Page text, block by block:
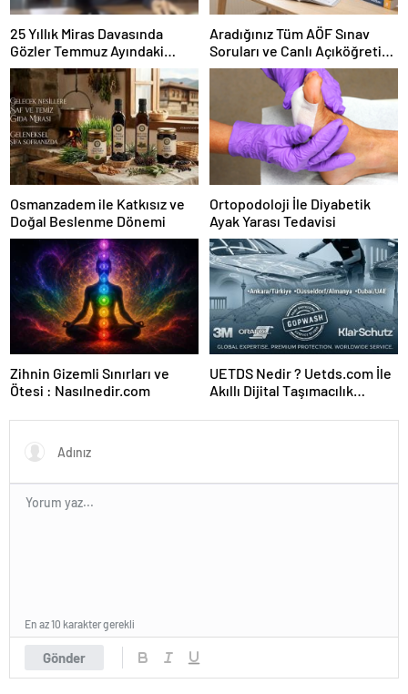
25 Yıllık Miras Davasında
Gözler Temmuz Ayındaki
Karar Duruşmasına Çevrildi
Aradığınız Tüm AÖF Sınav
Soruları ve Canlı Açıköğretim
Forumu Burada
Osmanzadem ile Katkısız ve
Doğal Beslenme Dönemi
Ortopodoloji İle Diyabetik
Ayak Yarası Tedavisi
Zihnin Gizemli Sınırları ve
Ötesi : Nasılnedir.com
UETDS Nedir ? Uetds.com İle
Akıllı Dijital Taşımacılık
Gönder
En az 10 karakter gerekli